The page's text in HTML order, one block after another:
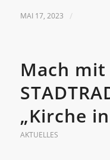
MAI 17, 2023 /
Mach
„Kirche
AKTUELLES